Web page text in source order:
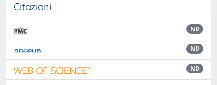
Citazioni
ND
ND
ND